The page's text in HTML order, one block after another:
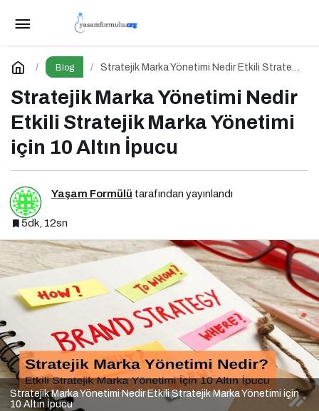
Blog
Stratejik Marka Yönetimi Nedir Etkili Stratejik
Stratejik Marka Yönetimi Nedir
Etkili Stratejik Marka Yönetimi
için 10 Altın İpucu
Yaşam Formülü tarafından yayınlandı
5dk, 12sn
Stratejik Marka Yönetimi Nedir Etkili Stratejik Marka Yönetimi için
10 Altın İpucu
Kurumsal Blog Yönetimi Nedir? Etkili Kurumsal
Blog Yönetimi için 10 Altın İpucu
Yorum Yap